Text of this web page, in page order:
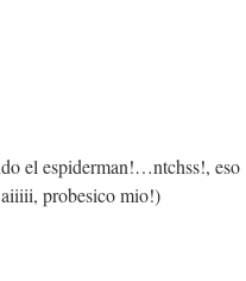
el espiderman!…ntchss!, eso
aiiiii, probesico mio!)